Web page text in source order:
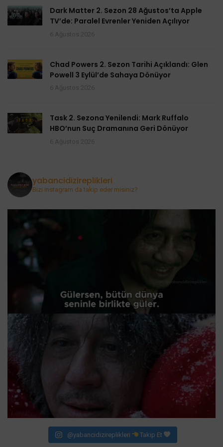
Dark Matter 2. Sezon 28 Ağustos’ta Apple
TV’de: Paralel Evrenler Yeniden Açılıyor
Chad Powers 2. Sezon Tarihi Açıklandı: Glen
Powell 3 Eylül’de Sahaya Dönüyor
Task 2. Sezona Yenilendi: Mark Ruffalo
HBO’nun Suç Dramanına Geri Dönüyor
yabancidizireplikleri
Bizi instagram da takip eder misiniz?
@yabancidizireplikleri Takip Et